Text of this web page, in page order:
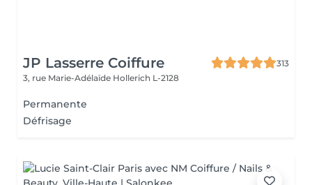
JP Lasserre Coiffure
313
3, rue Marie-Adélaïde Hollerich L-2128
Permanente
Défrisage